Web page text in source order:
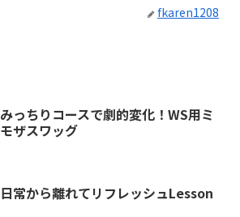
fkaren1208
みっちりコースで劇的変化！WS用ミ
モザスワッグ
日常から離れてリフレッシュLesson